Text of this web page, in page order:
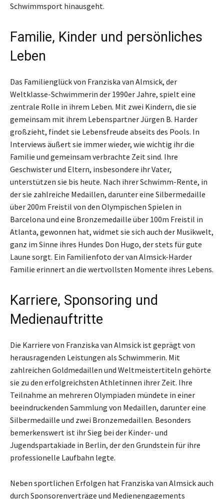
Schwimmsport hinausgeht.
Familie, Kinder und persönliches
Leben
Das Familienglück von Franziska van Almsick, der
Weltklasse-Schwimmerin der 1990er Jahre, spielt eine
zentrale Rolle in ihrem Leben. Mit zwei Kindern, die sie
gemeinsam mit ihrem Lebenspartner Jürgen B. Harder
großzieht, findet sie Lebensfreude abseits des Pools. In
Interviews äußert sie immer wieder, wie wichtig ihr die
Familie und gemeinsam verbrachte Zeit sind. Ihre
Geschwister und Eltern, insbesondere ihr Vater,
unterstützen sie bis heute. Nach ihrer Schwimm-Rente, in
der sie zahlreiche Medaillen, darunter eine Silbermedaille
über 200m Freistil von den Olympischen Spielen in
Barcelona und eine Bronzemedaille über 100m Freistil in
Atlanta, gewonnen hat, widmet sie sich auch der Musikwelt,
ganz im Sinne ihres Hundes Don Hugo, der stets für gute
Laune sorgt. Ein Familienfoto der van Almsick-Harder
Familie erinnert an die wertvollsten Momente ihres Lebens.
Karriere, Sponsoring und
Medienauftritte
Die Karriere von Franziska van Almsick ist geprägt von
herausragenden Leistungen als Schwimmerin. Mit
zahlreichen Goldmedaillen und Weltmeistertiteln gehörte
sie zu den erfolgreichsten Athletinnen ihrer Zeit. Ihre
Teilnahme an mehreren Olympiaden mündete in einer
beeindruckenden Sammlung von Medaillen, darunter eine
Silbermedaille und zwei Bronzemedaillen. Besonders
bemerkenswert ist ihr Sieg bei der Kinder- und
Jugendspartakiade in Berlin, der den Grundstein für ihre
professionelle Laufbahn legte.
Neben sportlichen Erfolgen hat Franziska van Almsick auch
durch Sponsorenverträge und Medienengagements